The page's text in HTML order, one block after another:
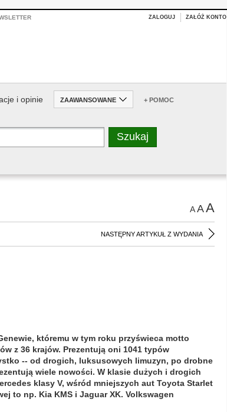
ZALOGUJ ZAŁÓŻ KONTO
i opinie ZAAWANSOWANE + POMOC
AAA
NASTĘPNY ARTYKUŁ Z WYDANIA
któremu w tym roku przyświeca motto
z 36 krajów. Prezentują oni 1041 typów
-- od drogich, luksusowych limuzyn, po drobne
wiele nowości. W klasie dużych i drogich
klasy V, wśród mniejszych aut Toyota Starlet
to np. Kia KMS i Jaguar XK. Volkswagen